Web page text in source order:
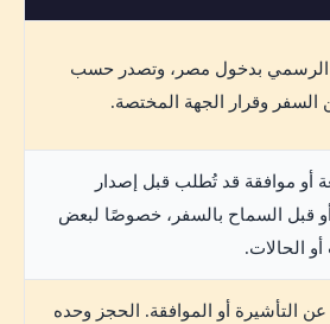
الرسمي بدخول مصر، وتصدر حسب
السفر وقرار الجهة المختصة.
أو موافقة قد تُطلب قبل إصدار
أو قبل السماح بالسفر، خصوصًا لبعض
الحالات.
عن التأشيرة أو الموافقة. الحجز وحده